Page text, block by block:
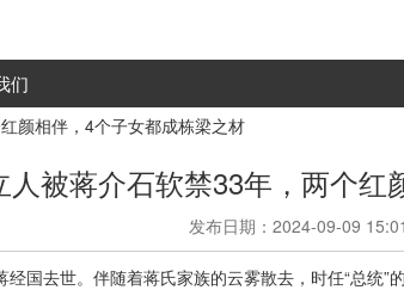
们
颜相伴，4个子女都成栋梁之材
人被蒋介石软禁33年，两个
发布日期：2024-09-09
国去世。伴随着蒋氏家族的云雾散去，时任“总统